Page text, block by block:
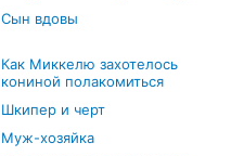
Сын вдовы
Как Миккелю захотелось
кониной полакомиться
Шкипер и черт
Муж-хозяйка